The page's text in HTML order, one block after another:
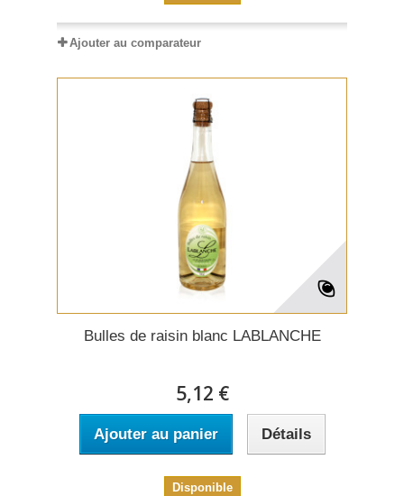
Ajouter au comparateur
Bulles de raisin blanc LABLANCHE
5,12 €
Ajouter au panier Détails
Disponible